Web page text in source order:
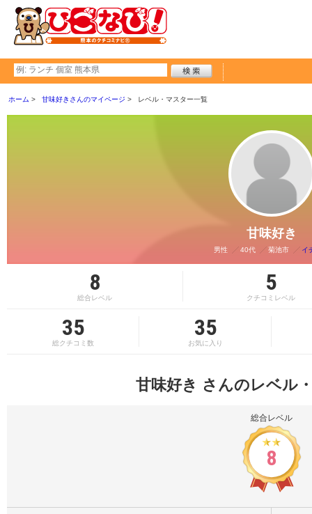
ホーム 甘味好きさんのマイページ レベル・マスター一覧
甘味好き
男性 40代 菊池市 イ
8
総合レベル
5
クチコミレベル
35
総クチコミ数
35
お気に入り
甘味好き さんのレベル
総合レベル
8